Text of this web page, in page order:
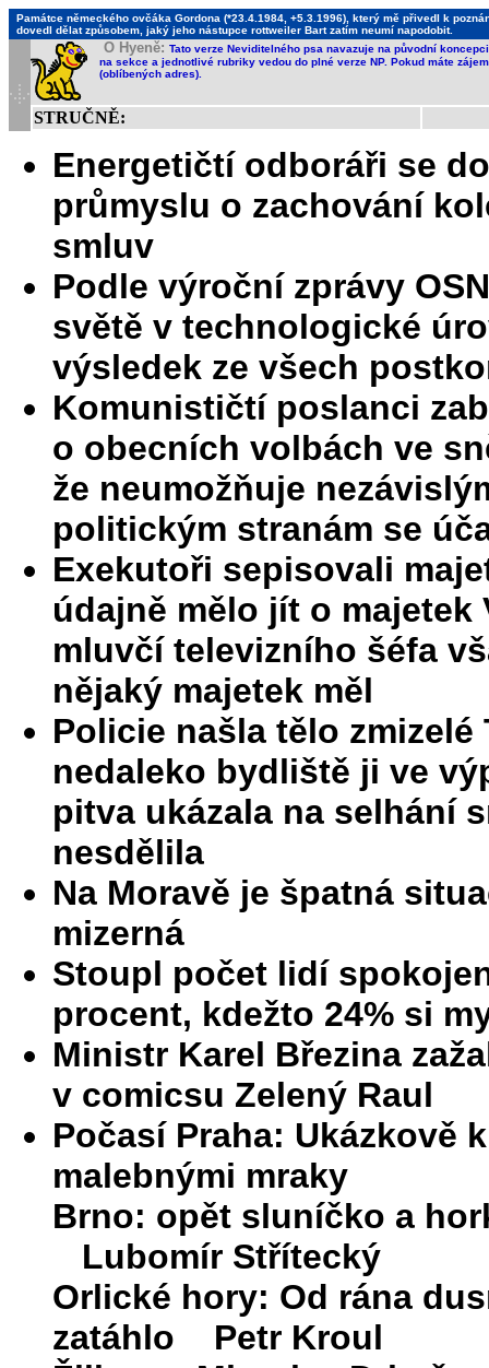
Památce německého ovčáka Gordona (*23.4.1984, +5.3.1996), který mě přivedl k
dovedl dělat způsobem, jaký jeho nástupce rottweiler Bart zatím neumí napodobit.
O Hyeně: Tato verze Neviditelného psa navazuje na původní
na sekce a jednotlivé rubriky vedou do plné verze NP. Pokud máte
(oblíbených adres).
STRUČNĚ:
Energetičtí odboráři se
průmyslu o zachování
smluv
Podle výroční zprávy
světě v technologické
výsledek ze všech
Komunističtí poslanci
o obecních volbách ve
že neumožňuje
politickým stranám se
Exekutoři sepisovali
údajně mělo jít o
mluvčí televizního šéfa
nějaký majetek měl
Policie našla tělo zmizelé
nedaleko bydliště ji ve
pitva ukázala na selhání
nesdělila
Na Moravě je špatná
mizerná
Stoupl počet lidí
procent, kdežto 24% si
Ministr Karel Březina
v comicsu Zelený Raul
Počasí Praha: Ukázkově
malebnými mraky
Brno: opět sluníčko a
Lubomír Střítecký
Orlické hory: Od rána
zatáhlo Petr Kroul